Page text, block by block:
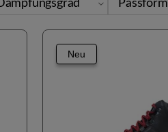
Passform
Neu